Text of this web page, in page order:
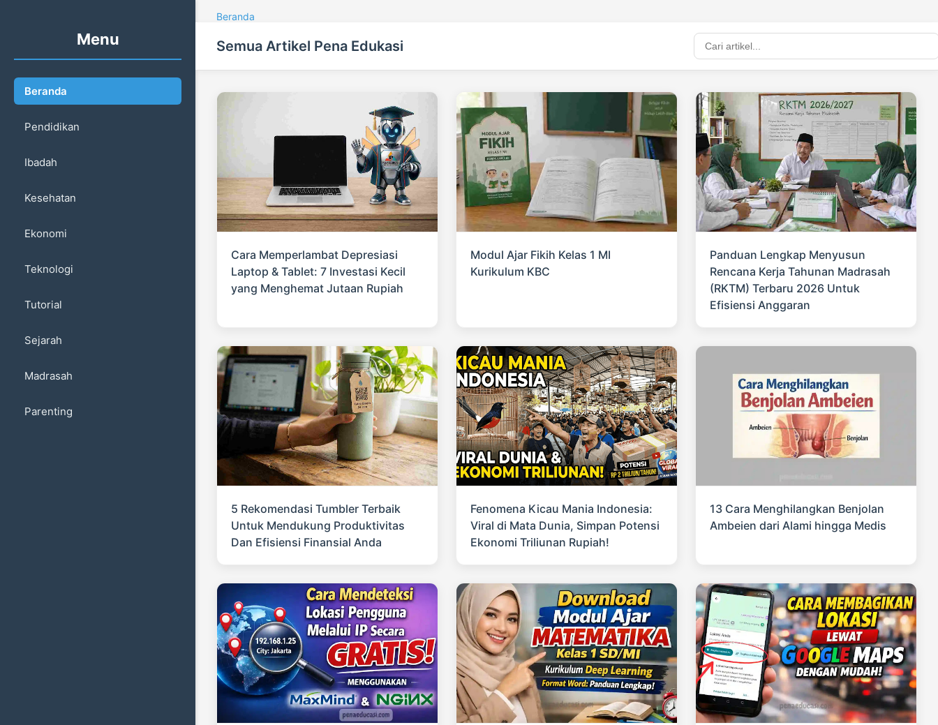
Menu
Beranda
Pendidikan
Ibadah
Kesehatan
Ekonomi
Teknologi
Tutorial
Sejarah
Madrasah
Parenting
Beranda
Semua Artikel Pena Edukasi
Cara Memperlambat Depresiasi
Laptop & Tablet: 7 Investasi Kecil
yang Menghemat Jutaan Rupiah
Modul Ajar Fikih Kelas 1 MI
Kurikulum KBC
Panduan Lengkap Menyusun
Rencana Kerja Tahunan Madrasah
(RKTM) Terbaru 2026 Untuk
Efisiensi Anggaran
5 Rekomendasi Tumbler Terbaik
Untuk Mendukung Produktivitas
Dan Efisiensi Finansial Anda
Fenomena Kicau Mania Indonesia:
Viral di Mata Dunia, Simpan Potensi
Ekonomi Triliunan Rupiah!
13 Cara Menghilangkan Benjolan
Ambeien dari Alami hingga Medis